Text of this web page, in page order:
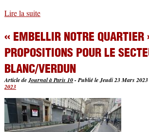
Lire la suite
« EMBELLIR NOTRE QUARTIER
PROPOSITIONS POUR LE
BLANC/VERDUN
Article deJournal à Paris 10-Publié le Jeudi 23 Mars 2023
2023